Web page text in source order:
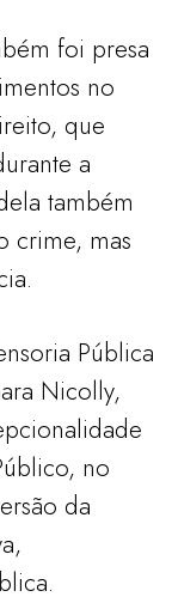
foi presa
no
que
a
também
crime, mas
Pública
Nicolly,
no
da